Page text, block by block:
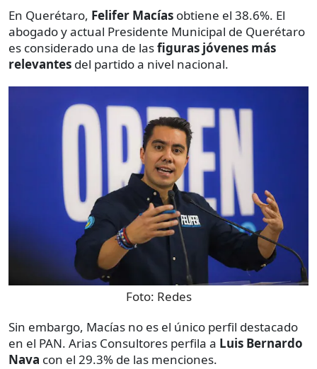
En Querétaro, Felifer Macías obtiene el 38.6%. El
abogado y actual Presidente Municipal de Querétaro
es considerado una de lasfiguras jóvenes más
relevantes del partido a nivel nacional.
Foto: Redes
Sin embargo, Macías no es el único perfil destacado
en el PAN. Arias Consultores perfila a Luis Bernardo
Nava con el 29.3% de las menciones.